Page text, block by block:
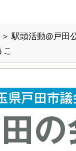
＞駅頭活動@戸田